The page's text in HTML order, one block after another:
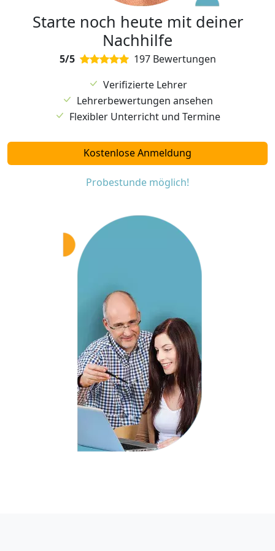
Starte noch heute mit deiner
Nachhilfe
5/5
197 Bewertungen
Verifizierte Lehrer
Lehrerbewertungen ansehen
Flexibler Unterricht und Termine
Kostenlose Anmeldung
Probestunde möglich!